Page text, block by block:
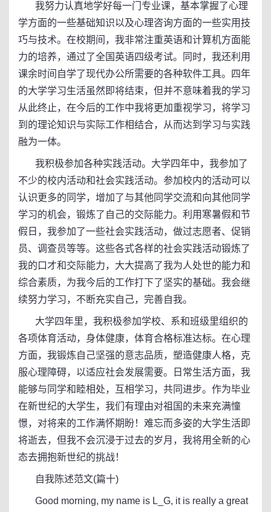
我努力认真地学好每一门专业课，基本掌握了心理
学方面的一些基础知识以及心理咨询方面的一些实用技
巧与技术。在校期间，我非常注重英语和计算机方面能
力的培养，通过了全国英语四级考试。同时，我还利用
课余时间自学了现代办公所需要的各种软件工具。四年
的大学学习生活虽然即将结束，但并不意味着我的学习
从此终止，在今后的工作中我将更加重视学习，将学习
到的理论知识与实际工作相结合，从而达到学习与实践
融为一体。
我积极参加各种实践活动。大学四年中，我参加了
不少的校内活动和社会实践活动。参加校内的活动可以
认识更多的同学，增加了与其他同学交流和向其他同学
学习的机会，锻炼了自己的交际能力。利用寒暑假和节
假日，我参加了一些社会实践活动，做过志愿者、促销
员、调查员等等。这些各式各样的社会实践活动锻炼了
我的口才和交际能力，大大提高了我为人处世的能力和
综合素质，为我今后的工作打下了坚实的基础。我会继
续努力学习，不断充实自己，完善自我。
大学四年里，我积极参加学校、系和班级里组织的
各项体育活动，身体健康，体育合格标准达标。在心理
方面，我锻炼自己坚强的意志品质，塑造健康人格，克
服心理障碍，以适应社会发展需要。日常生活方面，我
能够与同学和睦相处，互相学习，共同进步。作为毕业
在新世纪的大学生，我们有理由对祖国的未来充满憧
憬，对将来的工作满怀期盼！难忘而多姿的大学生活即
将逝去，但我不会沉浸于过去的岁月，我将用全新的心
态去拥抱新世纪的挑战！
自我陈述范文(篇十)
Good morning, my name is L_G, it is really a great